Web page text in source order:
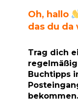
Oh, hallo
das du da
Trag dich
Buchtipps
bekommen.